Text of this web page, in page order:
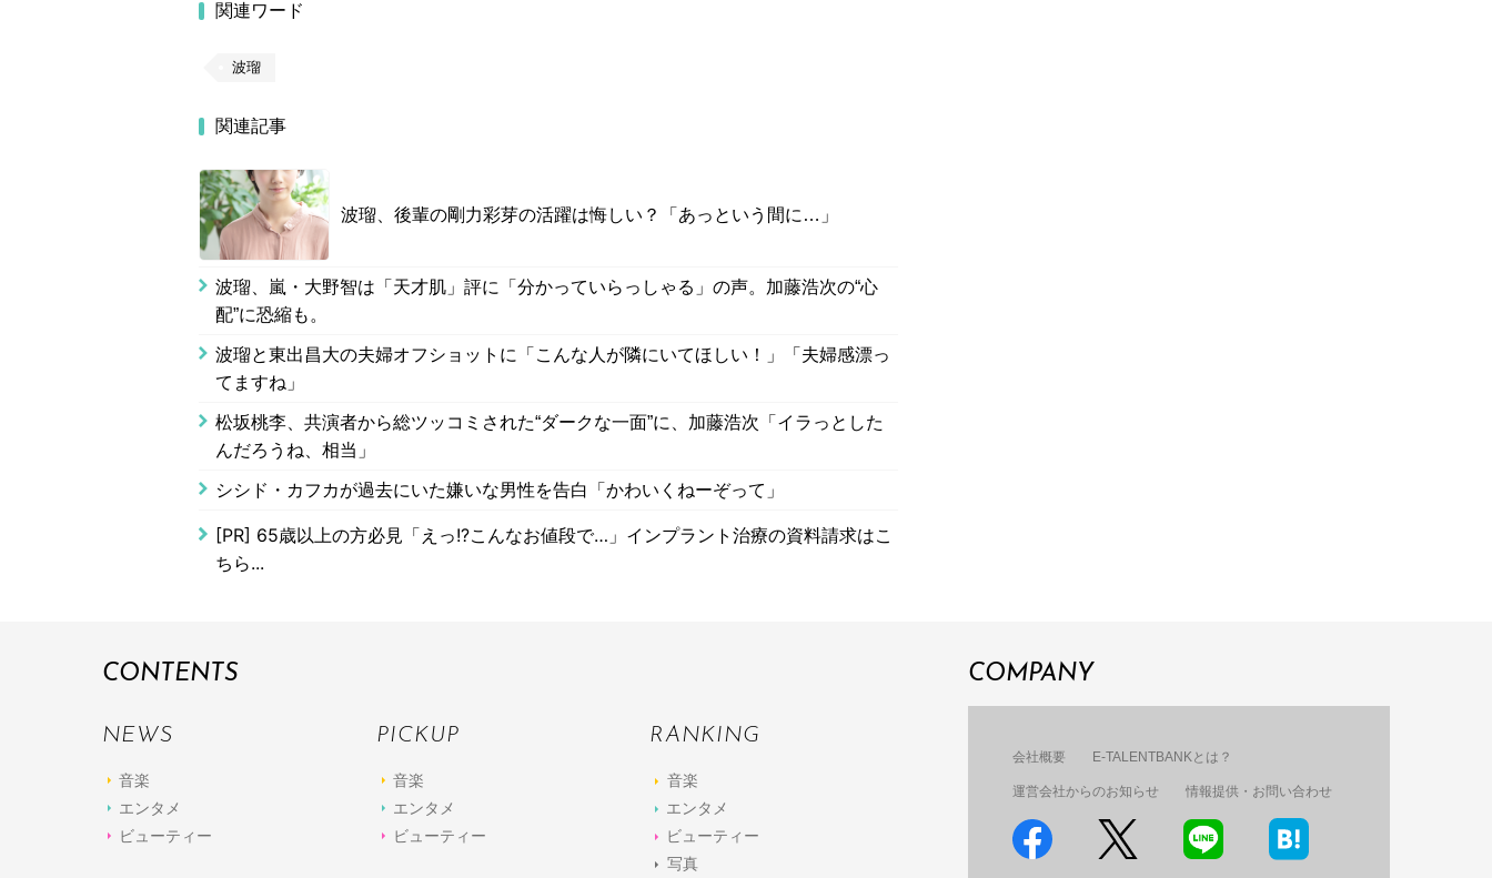
関連ワード
波瑠
関連記事
波瑠、後輩の剛力彩芽の活躍は悔しい？「あっという間に…」
波瑠、嵐・大野智は「天才肌」評に「分かっていらっしゃる」の声。加藤浩次の“心
配”に恐縮も。
波瑠と東出昌大の夫婦オフショットに「こんな人が隣にいてほしい！」「夫婦感漂っ
てますね」
松坂桃李、共演者から総ツッコミされた“ダークな一面”に、加藤浩次「イラっとした
んだろうね、相当」
シシド・カフカが過去にいた嫌いな男性を告白「かわいくねーぞって」
[PR] 65歳以上の方必見「えっ!?こんなお値段で…」インプラント治療の資料請求はこ
ちら...
CONTENTS
NEWS
音楽
エンタメ
ビューティー
PICKUP
音楽
エンタメ
ビューティー
RANKING
音楽
エンタメ
ビューティー
写真
COMPANY
会社概要 E-TALENTBANKとは？
運営会社からのお知らせ 情報提供・お問い合わせ